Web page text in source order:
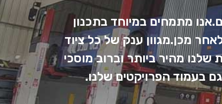
מתמחים במיוחד בתכנון
מכן.מגוון ענק של כל ציוד
מהיר ביותר וברוב מוסכי
בעמוד הפרויקטים שלנו.